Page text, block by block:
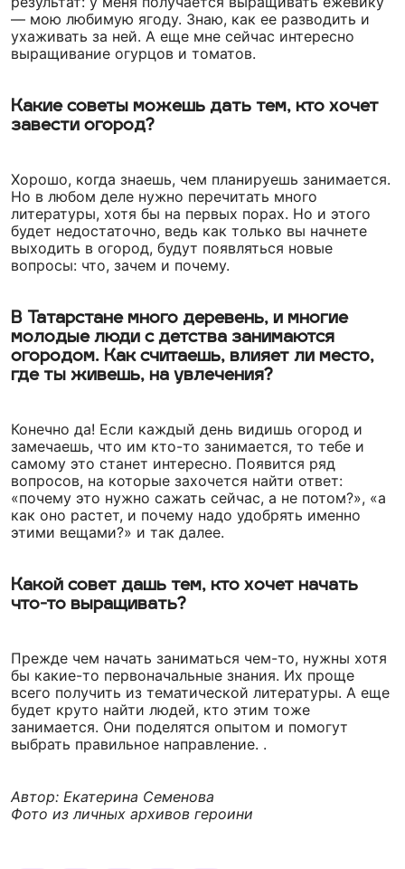
— мою любимую ягоду. Знаю, как ее разводить и
ухаживать за ней. А еще мне сейчас интересно
выращивание огурцов и томатов.
Какие советы можешь дать тем, кто хочет
завести огород?
Хорошо, когда знаешь, чем планируешь занимается.
Но в любом деле нужно перечитать много
литературы, хотя бы на первых порах. Но и этого
будет недостаточно, ведь как только вы начнете
выходить в огород, будут появляться новые
вопросы: что, зачем и почему.
В Татарстане много деревень, и многие
молодые люди с детства занимаются
огородом. Как считаешь, влияет ли место,
где ты живешь, на увлечения?
Конечно да! Если каждый день видишь огород и
замечаешь, что им кто-то занимается, то тебе и
самому это станет интересно. Появится ряд
вопросов, на которые захочется найти ответ:
«почему это нужно сажать сейчас, а не потом?», «а
как оно растет, и почему надо удобрять именно
этими вещами?» и так далее.
Какой совет дашь тем, кто хочет начать
что-то выращивать?
Прежде чем начать заниматься чем-то, нужны хотя
бы какие-то первоначальные знания. Их проще
всего получить из тематической литературы. А еще
будет круто найти людей, кто этим тоже
занимается. Они поделятся опытом и помогут
выбрать правильное направление. .
Автор: Екатерина Семенова
Фото из личных архивов героини